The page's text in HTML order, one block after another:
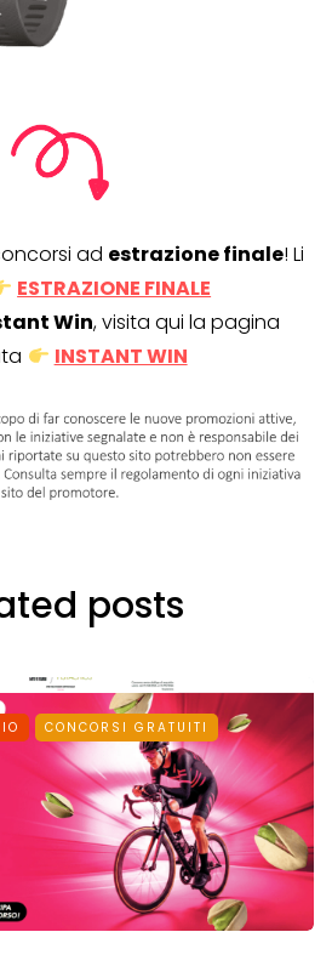
ad estrazione finale! Li
ESTRAZIONE FINALE
Win, visita qui la pagina
INSTANT WIN
posts
CONCORSI GRATUITI